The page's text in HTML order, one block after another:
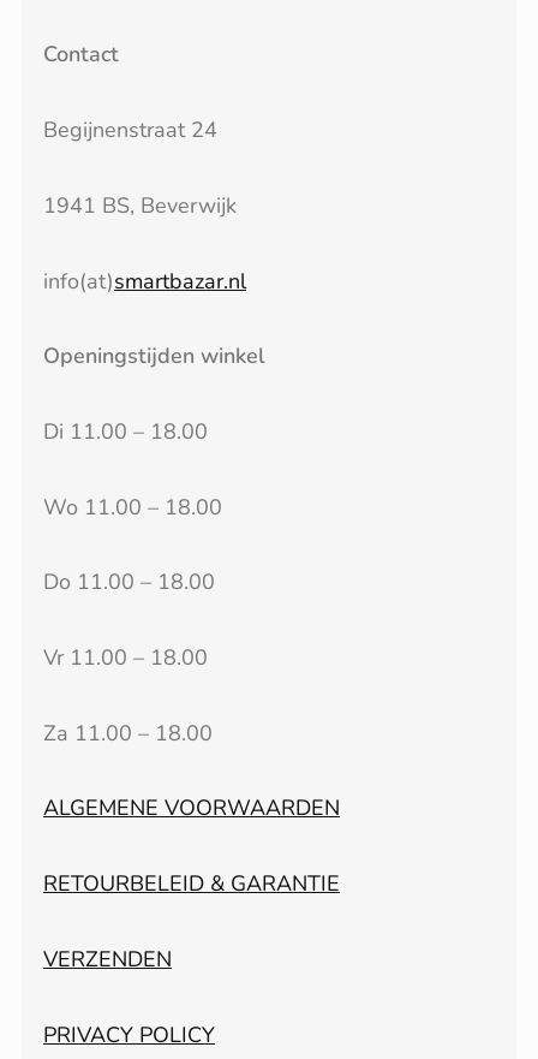
Contact
Begijnenstraat 24
1941 BS, Beverwijk
info(at)smartbazar.nl
Openingstijden winkel
Di 11.00 – 18.00
Wo 11.00 – 18.00
Do 11.00 – 18.00
Vr 11.00 – 18.00
Za 11.00 – 18.00
ALGEMENE VOORWAARDEN
RETOURBELEID & GARANTIE
VERZENDEN
PRIVACY POLICY